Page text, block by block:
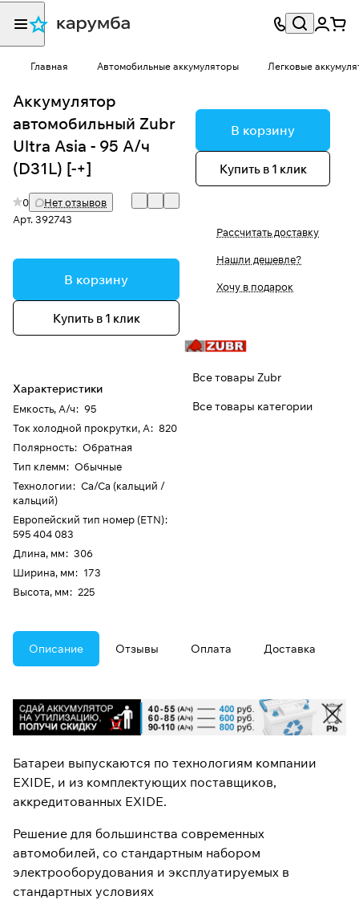
Главная Автомобильные аккумуляторы Легковые
Аккумулятор
автомобильный Zubr
Ultra Asia - 95 А/ч
(D31L) [-+]
0
Нет отзывов
Арт.392743
В корзину
Купить в 1 клик
Характеристики
Емкость, А/ч: 95
Ток холодной прокрутки, А: 820
Полярность: Обратная
Тип клемм: Обычные
Технологии: Ca/Ca (кальций /
кальций)
Европейский тип номер (ETN):
595 404 083
Длина, мм: 306
Ширина, мм: 173
Высота, мм: 225
В корзину
Купить в 1 клик
Рассчитать доставку
Нашли дешевле?
Хочу в подарок
Все товары Zubr
Все товары категории
Описание Отзывы Оплата Доставка
Батареи выпускаются по технологиям компании
EXIDE, и из комплектующих поставщиков,
аккредитованных EXIDE.
Решение для большинства современных
автомобилей, со стандартным набором
электрооборудования и эксплуатируемых в
стандартных условиях